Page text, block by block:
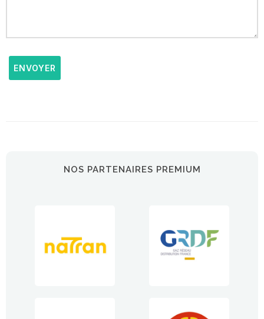
ENVOYER
NOS PARTENAIRES PREMIUM